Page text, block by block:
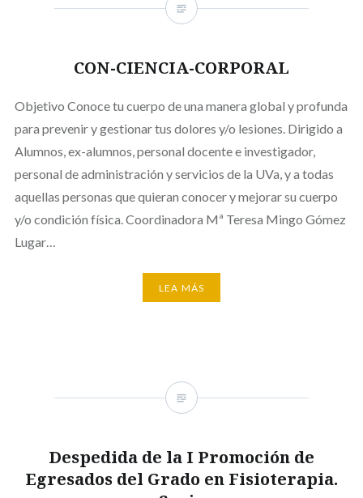
CON-CIENCIA-CORPORAL
Objetivo Conoce tu cuerpo de una manera global y profunda
para prevenir y gestionar tus dolores y/o lesiones. Dirigido a
Alumnos, ex-alumnos, personal docente e investigador,
personal de administración y servicios de la UVa, y a todas
aquellas personas que quieran conocer y mejorar su cuerpo
y/o condición física. Coordinadora Mª Teresa Mingo Gómez
Lugar…
LEA MÁS
Despedida de la I Promoción de
Egresados del Grado en Fisioterapia.